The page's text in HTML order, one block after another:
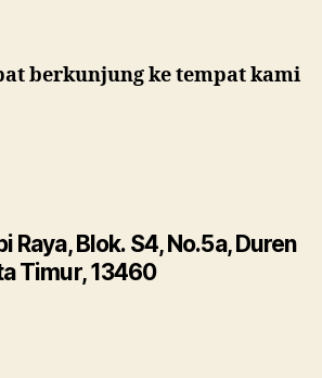
berkunjung ke tempat kami
Raya, Blok. S4, No.5a, Duren
Timur, 13460